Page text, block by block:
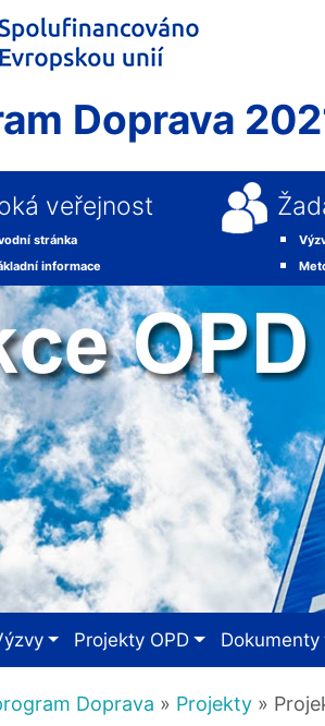
Doprava
veřejnost
stránka
informace
Projekty OPD Dokumenty
Doprava » Projekty »